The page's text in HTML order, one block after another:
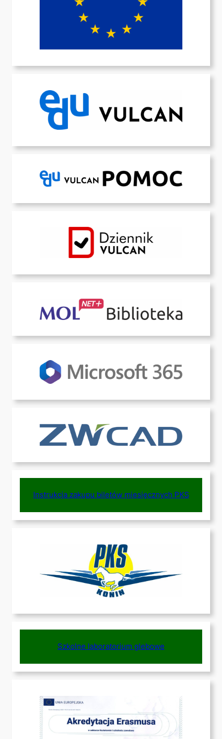
Instrukcja zakupu biletów miesięcznych PKS
Szkolne laboratorium glebowe